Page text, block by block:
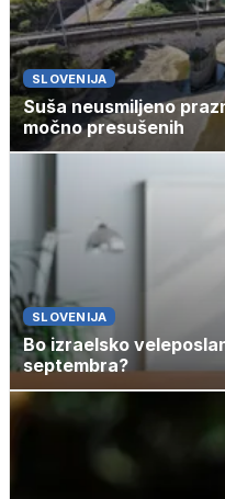
SLOVENIJA
Suša neusmiljeno
močno presušenih
SLOVENIJA
Bo izraelsko
septembra?